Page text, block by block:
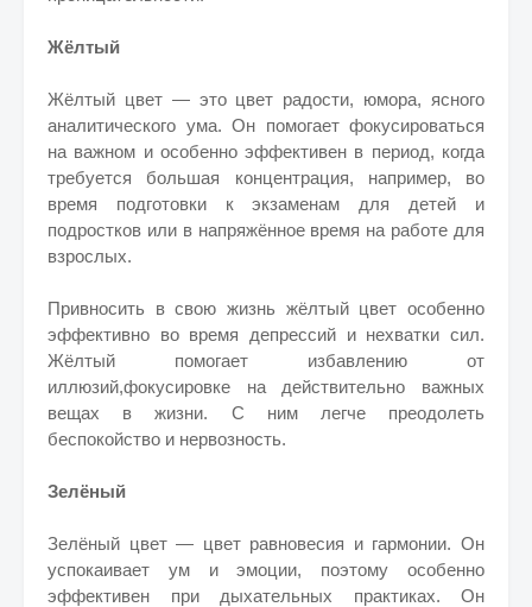
Жёлтый
Жёлтый цвет — это цвет радости, юмора, ясного
аналитического ума. Он помогает фокусироваться
на важном и особенно эффективен в период, когда
требуется большая концентрация, например, во
время подготовки к экзаменам для детей и
подростков или в напряжённое время на работе для
взрослых.
Привносить в свою жизнь жёлтый цвет особенно
эффективно во время депрессий и нехватки сил.
Жёлтый помогает избавлению от
иллюзий,фокусировке на действительно важных
вещах в жизни. С ним легче преодолеть
беспокойство и нервозность.
Зелёный
Зелёный цвет — цвет равновесия и гармонии. Он
успокаивает ум и эмоции, поэтому особенно
эффективен при дыхательных практиках. Он